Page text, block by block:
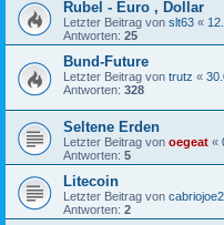
Rubel - Euro , Dollar
Letzter Beitrag von slt63 «
Antworten: 25
Bund-Future
Letzter Beitrag von trutz «
Antworten: 328
Seltene Erden
Letzter Beitrag von oegeat «
Antworten: 5
Litecoin
Letzter Beitrag von cabriojoe2
Antworten: 2